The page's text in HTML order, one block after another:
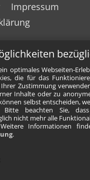
optimales Webseiten-
die für das
Zustimmung
Inhalte oder zu
selbst entscheiden,
Bitte beachten Sie,
nicht mehr alle
Informationen
.
Impressum